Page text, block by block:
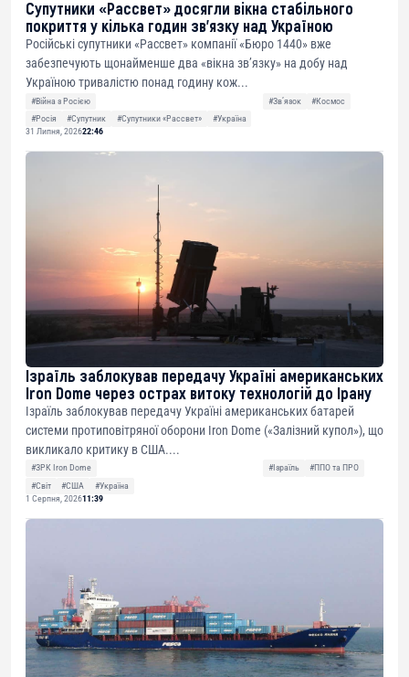
Супутники «Рассвет» досягли вікна стабільного
покриття у кілька годин зв’язку над Україною
Російські супутники «Рассвет» компанії «Бюро 1440» вже
забезпечують щонайменше два «вікна зв’язку» на добу над
Україною тривалістю понад годину кож...
#Війна з Росією #Звʼязок
#Космос
#Росія
#Супутник #Супутники «Рассвет»
#Україна
31 Липня, 202622:46
Ізраїль заблокував передачу Україні американських
Iron Dome через острах витоку технологій до Ірану
Ізраїль заблокував передачу Україні американських батарей
системи протиповітряної оборони Iron Dome («Залізний купол»), що
викликало критику в США....
#ЗРК Iron Dome #Ізраїль
#ППО та ПРО
#Світ
#США
#Україна
1 Серпня, 202611:39